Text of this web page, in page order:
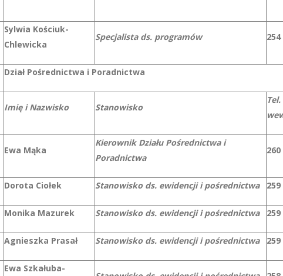
Sylwia Kościuk-
Chlewicka
Specjalista ds. programów 254
Dział Pośrednictwa i Poradnictwa
Imię i Nazwisko Stanowisko
Tel.
Ewa Mąka
Kierownik Działu Pośrednictwa i
Poradnictwa
260
Dorota Ciołek Stanowisko ds. ewidencji i pośrednictwa 259
Monika Mazurek Stanowisko ds. ewidencji i pośrednictwa 259
Agnieszka Prasał Stanowisko ds. ewidencji i pośrednictwa 259
Ewa Szkałuba-